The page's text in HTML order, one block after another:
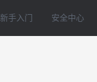
新手入门 安全中心